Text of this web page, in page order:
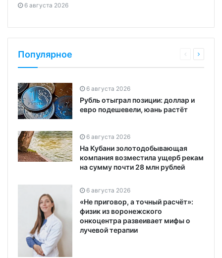
6 августа 2026
Популярное
6 августа 2026
Рубль отыграл позиции: доллар и
евро подешевели, юань растёт
6 августа 2026
На Кубани золотодобывающая
компания возместила ущерб рекам
на сумму почти 28 млн рублей
6 августа 2026
«Не приговор, а точный расчёт»:
физик из воронежского
онкоцентра развеивает мифы о
лучевой терапии